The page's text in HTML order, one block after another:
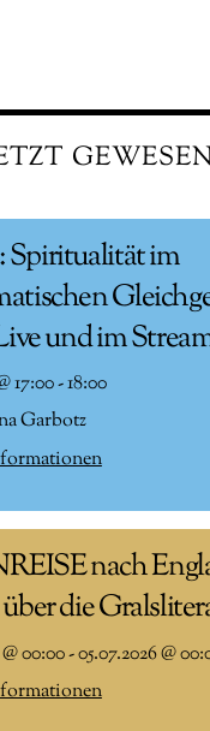
Spiritualität im
und im
17:00-18:00
Garbotz
nach
die
@00:00-05.07.2026@